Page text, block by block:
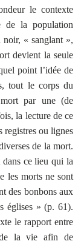
le contexte
de la population
noir, « sanglant »,
devient la seule
point l’idée de
tout le corps du
par une (de
la lecture de ce
registres ou lignes
de la mort.
dans ce lieu qui la
les morts ne sont
des bonbons aux
églises » (p. 61).
le rapport entre
de la vie afin de